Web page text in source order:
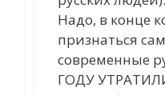
Надо, в конце
признаться
современные
ГОДУ